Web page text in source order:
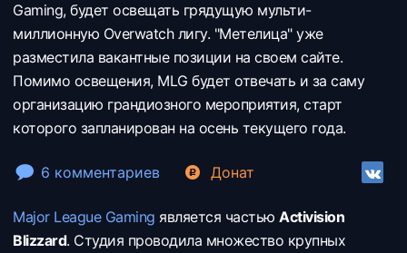
Gaming, будет освещать грядущую мульти-
миллионную Overwatch лигу. "Метелица" уже
разместила вакантные позиции на своем сайте.
Помимо освещения, MLG будет отвечать и за саму
организацию грандиозного мероприятия, старт
которого запланирован на осень текущего года.
6 комментариев Донат
Major League Gaming является частью Activision
Blizzard. Студия проводила множество крупных